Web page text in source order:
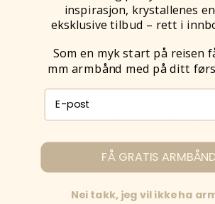
inspirasjon, krystallenes
eksklusive tilbud – rett i
Som en myk start på reisen
mm armbånd med på ditt
E-post påmelding
FÅ GRATIS
Nei takk, jeg vil ikke ha